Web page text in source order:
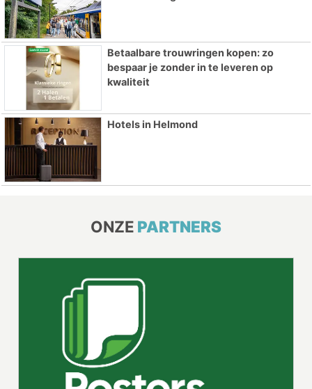
Betaalbare trouwringen kopen: zo
bespaar je zonder in te leveren op
kwaliteit
Hotels in Helmond
ONZE PARTNERS